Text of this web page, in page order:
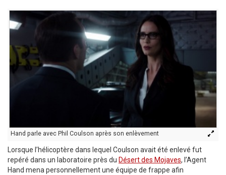
Hand parle avec Phil Coulson après son enlèvement
Lorsque l’hélicoptère dans lequel Coulson avait été enlevé fut
repéré dans un laboratoire près du Désert des Mojaves, l’Agent
Hand mena personnellement une équipe de frappe afin